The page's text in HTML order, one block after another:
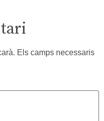
Els camps necessaris